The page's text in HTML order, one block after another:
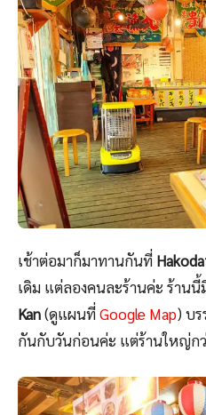
เช้าต่อมาก็มาทานกันที่
เดิม แต่ลองคนละร้านค่ะ ร้านนี้
Kan(ดูแผนที่Google Map) บ
กันกับวันก่อนค่ะ แต่ร้านใหญ่กว่